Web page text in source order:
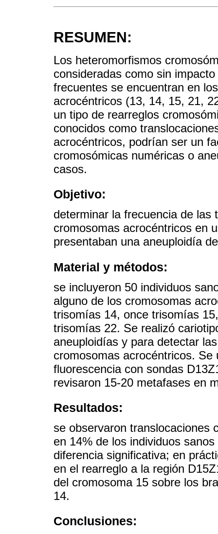
RESUMEN:
Los heteromorfismos
consideradas como sin
frecuentes se encuentran en
acrocéntricos (13, 14, 15, 21,
un tipo de rearreglos
conocidos como
acrocéntricos, podrían ser un
cromosómicas numéricas o
casos.
Objetivo:
determinar la frecuencia de las
cromosomas acrocéntricos en
presentaban una aneuploidía
Material y métodos:
se incluyeron 50 individuos
alguno de los cromosomas
trisomías 14, once trisomías
trisomías 22. Se realizó
aneuploidías y para detectar
cromosomas acrocéntricos.
fluorescencia con sondas
revisaron 15-20 metafases en
Resultados:
se observaron translocaciones
en 14% de los individuos
diferencia significativa; en
en el rearreglo a la región
del cromosoma 15 sobre los
14.
Conclusiones: